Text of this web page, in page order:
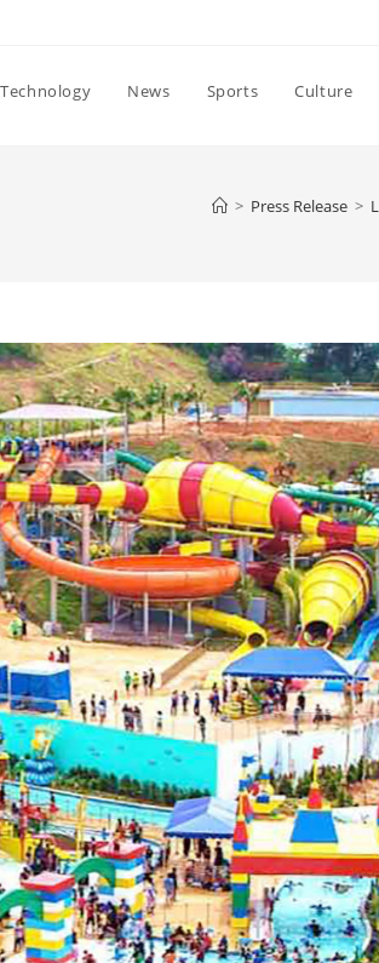
Technology News Sports Culture
> Press Release >